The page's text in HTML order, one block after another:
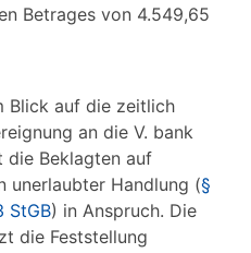
Betrages von 4.549,65
Blick auf die zeitlich
an die V. bank
die Beklagten auf
unerlaubter Handlung (§
StGB) in Anspruch. Die
die Feststellung